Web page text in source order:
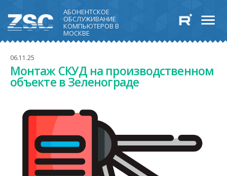
АБОНЕНТСКОЕ
ОБСЛУЖИВАНИЕ
КОМПЬЮТЕРОВ В
МОСКВЕ
06.11.25
Монтаж СКУД на производственном
объекте в Зеленограде